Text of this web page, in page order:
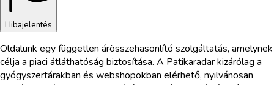
Hibajelentés
Oldalunk egy független árösszehasonlító szolgáltatás, amelynek
célja a piaci átláthatóság biztosítása. A Patikaradar kizárólag a
gyógyszertárakban és webshopokban elérhető, nyilvánosan